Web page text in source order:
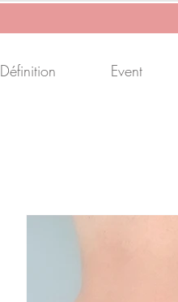
Définition Event